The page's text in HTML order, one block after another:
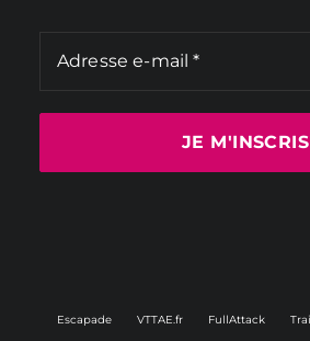
Escapade VTTAE.fr FullAttack